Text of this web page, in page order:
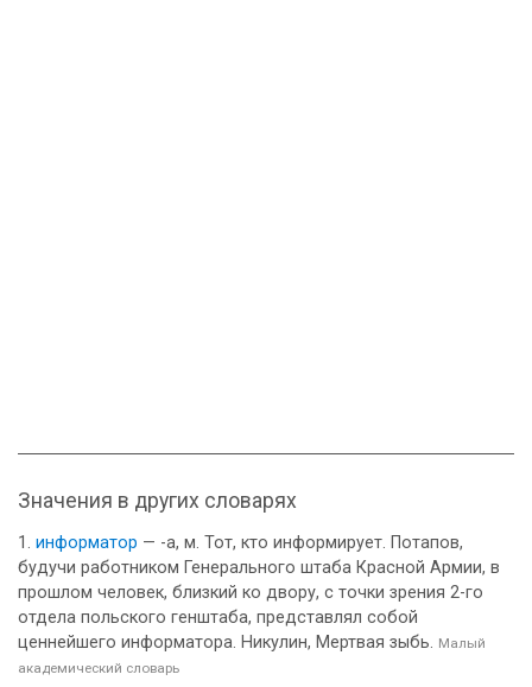
Значения в других словарях
информатор — -а, м. Тот, кто информирует. Потапов,
будучи работником Генерального штаба Красной Армии, в
прошлом человек, близкий ко двору, с точки зрения 2-го
отдела польского генштаба, представлял собой
ценнейшего информатора. Никулин, Мертвая зыбь. Малый
академический словарь